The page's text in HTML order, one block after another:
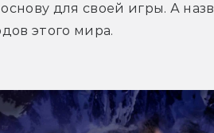
для своей игры. А
этого мира.